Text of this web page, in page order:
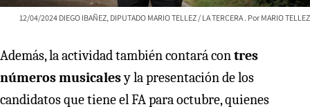
12/04/2024 DIEGO IBAÑEZ, DIPUTADO MARIO TELLEZ / LA TERCERA MARIO TELLEZ
Además, la actividad también contará contres
números musicalesy la presentación de los
candidatos que tiene el FA para octubre, quienes